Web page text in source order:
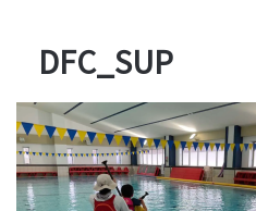
DFC_SUP